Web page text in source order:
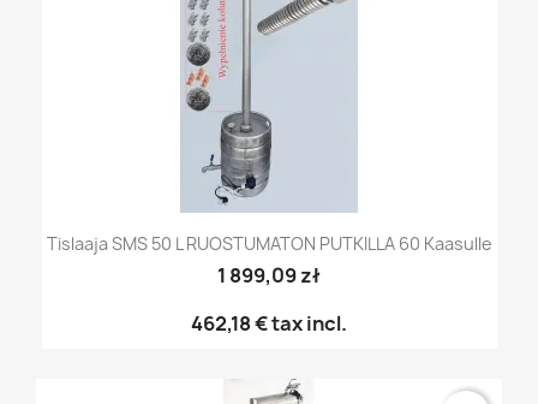
Tislaaja SMS 50 L RUOSTUMATON PUTKILLA 60 Kaasulle
1 899,09 zł
462,18 €tax incl.